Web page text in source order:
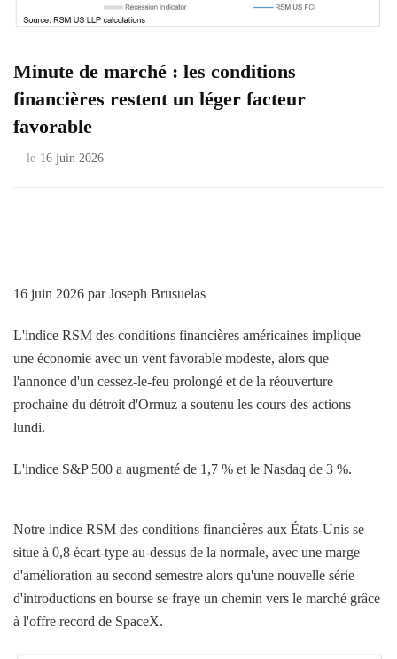
Minute de marché : les conditions
financières restent un léger facteur
favorable
le 16 juin 2026
16 juin 2026 par Joseph Brusuelas
L'indice RSM des conditions financières américaines implique
une économie avec un vent favorable modeste, alors que
l'annonce d'un cessez-le-feu prolongé et de la réouverture
prochaine du détroit d'Ormuz a soutenu les cours des actions
lundi.
L'indice S&P 500 a augmenté de 1,7 % et le Nasdaq de 3 %.
Notre indice RSM des conditions financières aux États-Unis se
situe à 0,8 écart-type au-dessus de la normale, avec une marge
d'amélioration au second semestre alors qu'une nouvelle série
d'introductions en bourse se fraye un chemin vers le marché grâce
à l'offre record de SpaceX.